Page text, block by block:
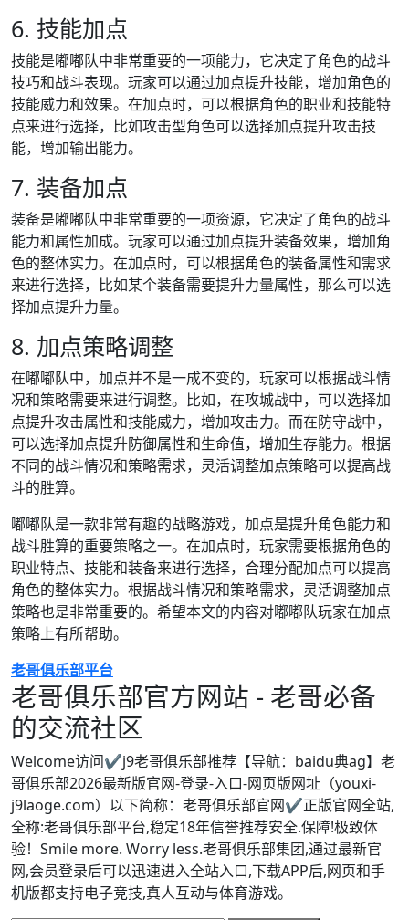
6. 技能加点
技能是嘟嘟队中非常重要的一项能力，它决定了角色的战斗
技巧和战斗表现。玩家可以通过加点提升技能，增加角色的
技能威力和效果。在加点时，可以根据角色的职业和技能特
点来进行选择，比如攻击型角色可以选择加点提升攻击技
能，增加输出能力。
7. 装备加点
装备是嘟嘟队中非常重要的一项资源，它决定了角色的战斗
能力和属性加成。玩家可以通过加点提升装备效果，增加角
色的整体实力。在加点时，可以根据角色的装备属性和需求
来进行选择，比如某个装备需要提升力量属性，那么可以选
择加点提升力量。
8. 加点策略调整
在嘟嘟队中，加点并不是一成不变的，玩家可以根据战斗情
况和策略需要来进行调整。比如，在攻城战中，可以选择加
点提升攻击属性和技能威力，增加攻击力。而在防守战中，
可以选择加点提升防御属性和生命值，增加生存能力。根据
不同的战斗情况和策略需求，灵活调整加点策略可以提高战
斗的胜算。
嘟嘟队是一款非常有趣的战略游戏，加点是提升角色能力和
战斗胜算的重要策略之一。在加点时，玩家需要根据角色的
职业特点、技能和装备来进行选择，合理分配加点可以提高
角色的整体实力。根据战斗情况和策略需求，灵活调整加点
策略也是非常重要的。希望本文的内容对嘟嘟队玩家在加点
策略上有所帮助。
老哥俱乐部平台
老哥俱乐部官方网站 - 老哥必备
的交流社区
Welcome访问✔j9老哥俱乐部推荐【导航：baidu典ag】老
哥俱乐部2026最新版官网-登录-入口-网页版网址（youxi-
j9laoge.com）以下简称：老哥俱乐部官网✔正版官网全站,
全称:老哥俱乐部平台,稳定18年信誉推荐安全.保障!极致体
验！Smile more. Worry less.老哥俱乐部集团,通过最新官
网,会员登录后可以迅速进入全站入口,下载APP后,网页和手
机版都支持电子竞技,真人互动与体育游戏。